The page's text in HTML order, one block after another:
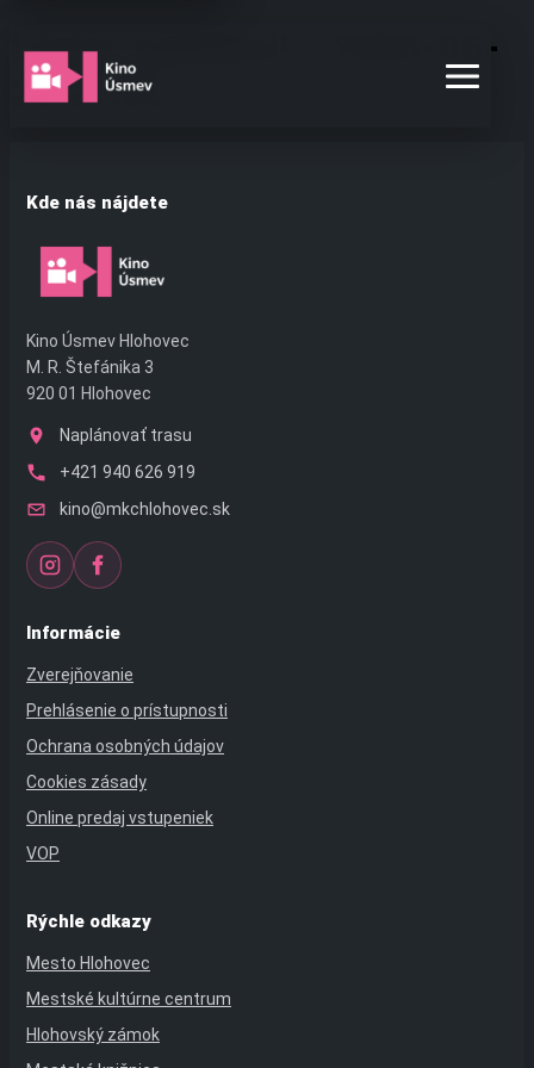
na
obsah
Láska, neblázni! – 2026-06-
26 21:30
Kde nás nájdete
Kino Úsmev Hlohovec
M. R. Štefánika 3
920 01 Hlohovec
Naplánovať trasu
+421 940 626 919
kino@mkchlohovec.sk
Informácie
Zverejňovanie
Prehlásenie o prístupnosti
Ochrana osobných údajov
Cookies zásady
Online predaj vstupeniek
VOP
Rýchle odkazy
Mesto Hlohovec
Mestské kultúrne centrum
Hlohovský zámok